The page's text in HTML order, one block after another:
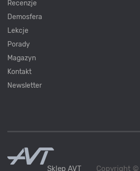
Recenzje
Demosfera
Lekcje
Porady
Magazyn
Kontakt
Newsletter
Sklep AVT Copyright ©